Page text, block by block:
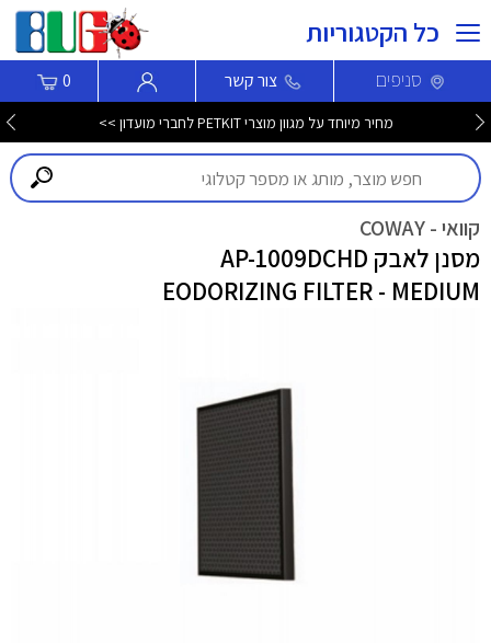
כל הקטגוריות
סניפים צור קשר 0
מחיר מיוחד על מגוון מוצרי PETKIT לחברי מועדון >>
קוואי - COWAY
מסנן לאבק AP-1009DCHD
EODORIZING FILTER - MEDIUM